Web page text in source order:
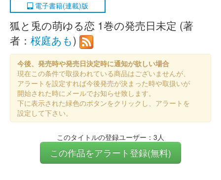
電子書籍(連載)版
狐と兎の萌ゆる恋 1巻の発売日未定 (著
者： 桜庭あも)
今後、発売時や発売日決定時に通知が欲しい場合
現在この条件で取扱われている商品はございませんが、
アラートを設定すれば今後発売が決まった時や取扱いが
開始された時にメールでお知らせ致します。
下に表示された緑色のボタンをクリックし、アラートを
設定して下さい。
このタイトルの登録ユーザー：3人
この作品をアラート登録(無料)